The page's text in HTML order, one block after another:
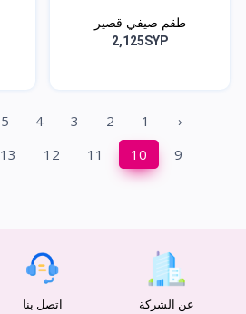
طقم صيفي قصير
2,125SYP
‹
1
2
3
4
5
9
10
11
12
13
عن الشركة اتصل بنا